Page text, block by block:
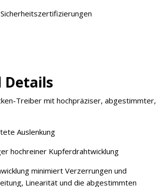
Details
Treiber mit hochpräziser, abgestimmter,
Auslenkung
hochreiner Kupferdrahtwicklung
minimiert Verzerrungen und
Linearität und die abgestimmten